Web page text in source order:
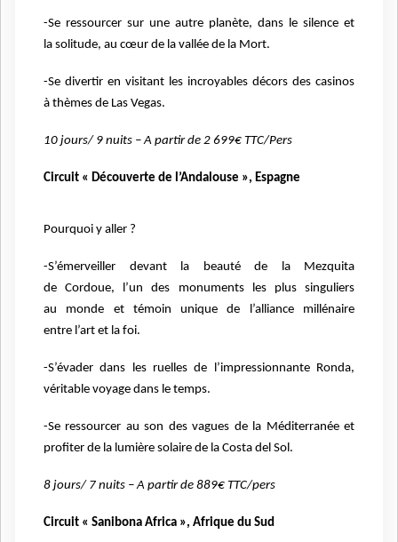
-Se ressourcer sur une autre planète, dans le silence et
la solitude, au cœur de la vallée de la Mort.
-Se divertir en visitant les incroyables décors des casinos
à thèmes de Las Vegas.
10 jours/ 9 nuits – A partir de 2 699€ TTC/Pers
Circuit « Découverte de l’Andalouse », Espagne
Pourquoi y aller ?
-S’émerveiller devant la beauté de la Mezquita
deCordoue, l’un des monuments les plus singuliers
au monde et témoin unique de l’alliance millénaire
entre l’art et la foi.
-S’évader dans les ruelles de l’impressionnante Ronda,
véritable voyage dans le temps.
-Se ressourcer au son des vagues de la Méditerranée et
profiter de la lumière solaire de la Costa del Sol.
8 jours/ 7 nuits – A partir de 889€ TTC/pers
Circuit « Sanibona Africa », Afrique du Sud